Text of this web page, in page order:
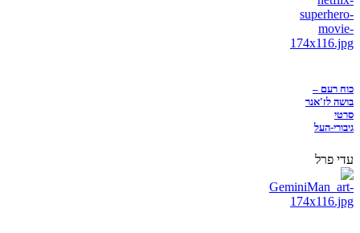
כוח רעם –
בושה לז'אנר
סרטי
גיבורי-העל
עדי פרל